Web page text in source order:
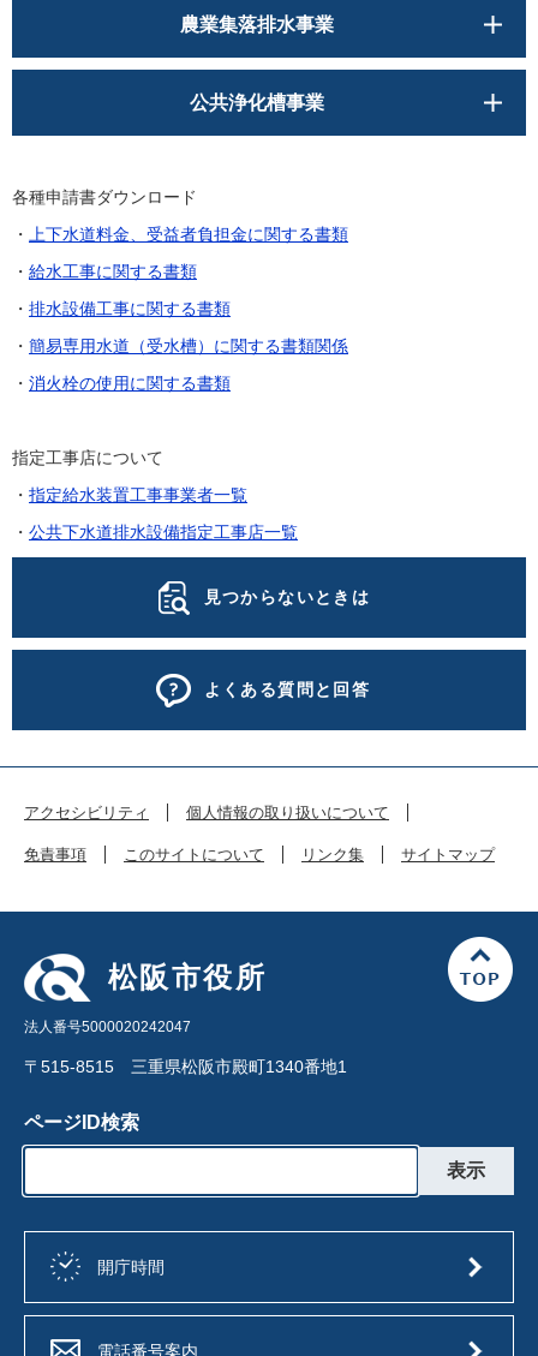
農業集落排水事業
公共浄化槽事業
各種申請書ダウンロード
・
上下水道料金、受益者負担金に関する書類
・ 給水工事に関する書類
・ 排水設備工事に関する書類
・ 簡易専用水道（受水槽）に関する書類関係
・ 消火栓の使用に関する書類
指定工事店について
・ 指定給水装置工事事業者一覧
・ 公共下水道排水設備指定工事店一覧
見つからないときは
よくある質問と回答
アクセシビリティ 個人情報の取り扱いについて
免責事項 このサイトについて リンク集 サイトマップ
松阪市役所
法人番号5000020242047
〒515-8515 三重県松阪市殿町1340番地1
ページID検索
開庁時間
電話番号案内